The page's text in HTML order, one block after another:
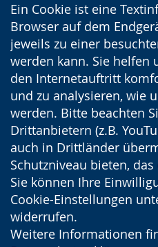
Ein Cookie ist eine
Browser auf dem
jeweils zu einer
werden kann. Sie helfen
den Internetauftritt
und zu analysieren, wie
werden. Bitte beachten
Drittanbietern (z.B.
auch in Drittländer
Schutzniveau bieten,
Sie können Ihre
Cookie-Einstellungen
widerrufen.
Weitere Informationen